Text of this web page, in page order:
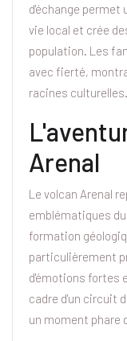
d'échange permet
vie local et crée
population. Les
avec fierté,
racines culturelles.
Arenal
Le volcan Arenal
emblématiques
formation
particulièrement
d'émotions fortes
cadre d'un circuit
un moment phare